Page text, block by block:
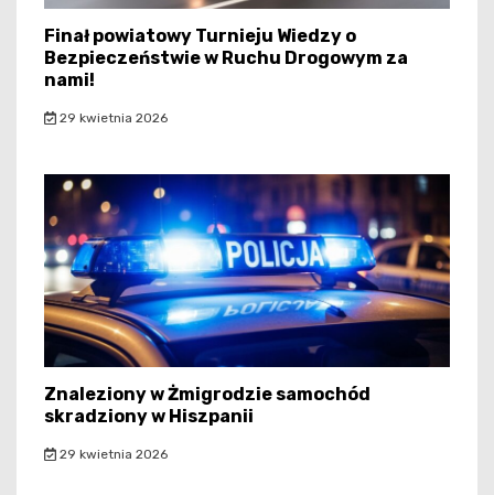
Finał powiatowy Turnieju Wiedzy o
Bezpieczeństwie w Ruchu Drogowym za
nami!
29 kwietnia 2026
Znaleziony w Żmigrodzie samochód
skradziony w Hiszpanii
29 kwietnia 2026